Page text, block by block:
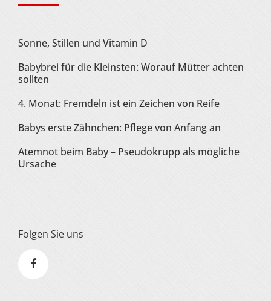
Sonne, Stillen und Vitamin D
Babybrei für die Kleinsten: Worauf Mütter achten
sollten
4. Monat: Fremdeln ist ein Zeichen von Reife
Babys erste Zähnchen: Pflege von Anfang an
Atemnot beim Baby – Pseudokrupp als mögliche
Ursache
Folgen Sie uns